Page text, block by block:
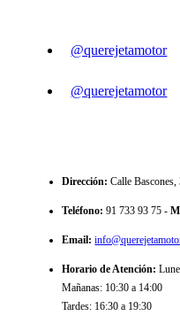
@querejetamotor
@querejetamotor
Dirección: Calle
Teléfono: 91 733 93 75 -
Email:
Horario de Atención:
Mañanas: 10:30 a 14:00
Tardes: 16:30 a 19:30